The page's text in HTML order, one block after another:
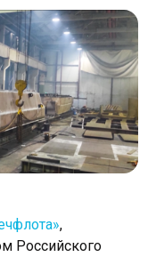
,
Российского